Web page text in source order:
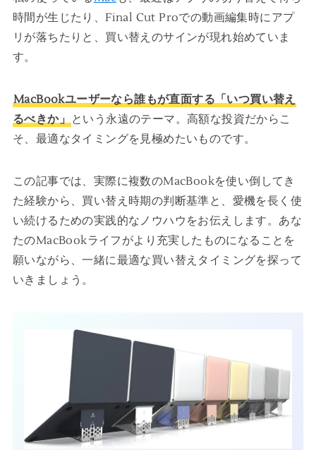
時間が生じたり、Final Cut Proでの動画編集時にアプ
リが落ちたりと、買い替えのサインが現れ始めていま
す。
MacBookユーザーなら誰もが直面する「いつ買い替え
るべきか」 という永遠のテーマ。高額な投資だからこ
そ、最適なタイミングを見極めたいものです。
この記事では、実際に複数のMacBookを使い倒してき
た経験から、買い替え時期の判断基準と、愛機を長く使
い続けるための実践的なノウハウをお伝えします。あな
たのMacBookライフがより充実したものになることを
願いながら、一緒に最適な買い替えタイミングを探って
いきましょう。